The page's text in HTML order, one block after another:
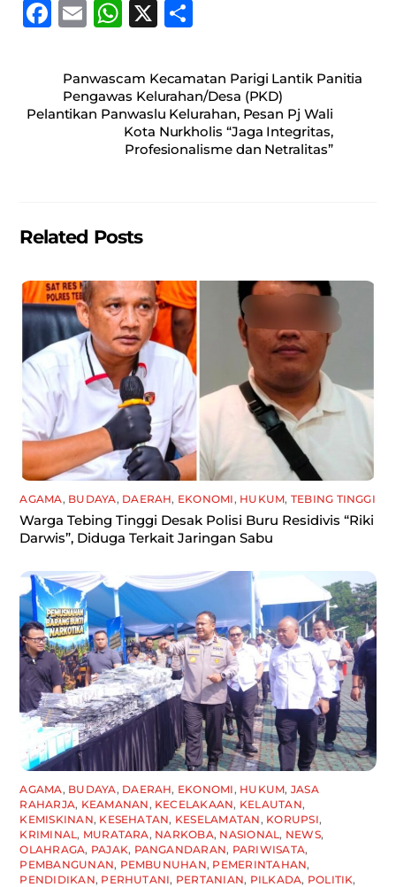
F
c
e
b
E
ai
l
W
at
s
A
p
X
ar
e
Panwascam Kecamatan Parigi Lantik Panitia
Pengawas Kelurahan/Desa (PKD)
Pelantikan Panwaslu Kelurahan, Pesan Pj Wali
Kota Nurkholis “Jaga Integritas,
Profesionalisme dan Netralitas”
Related Posts
AGAMA, BUDAYA, DAERAH, EKONOMI , HUKUM, TEBING TINGGI
Warga Tebing Tinggi Desak Polisi Buru Residivis “Riki
Darwis”, Diduga Terkait Jaringan Sabu
AGAMA, BUDAYA, DAERAH, EKONOMI , HUKUM, JASA
RAHARJA, KEAMANAN , KECELAKAAN, KELAUTAN,
KEMISKINAN, KESEHATAN, KESELAMATAN , KORUPSI,
KRIMINAL , MURATARA, NARKOBA, NASIONAL , NEWS,
OLAHRAGA, PAJAK, PANGANDARAN, PARIWISATA,
PEMBANGUNAN, PEMBUNUHAN, PEMERINTAHAN,
PENDIDIKAN, PERHUTANI, PERTANIAN, PILKADA, POLITIK,